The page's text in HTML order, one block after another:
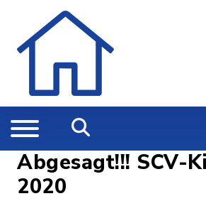
Abgesagt!!! SCV-
2020